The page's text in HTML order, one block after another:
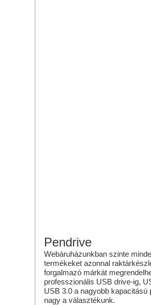
Pendrive
Webáruházunkban szinte
termékeket azonnal
forgalmazó márkát
professzionális USB drive-ig,
USB 3.0 a nagyobb
nagy a választékunk.